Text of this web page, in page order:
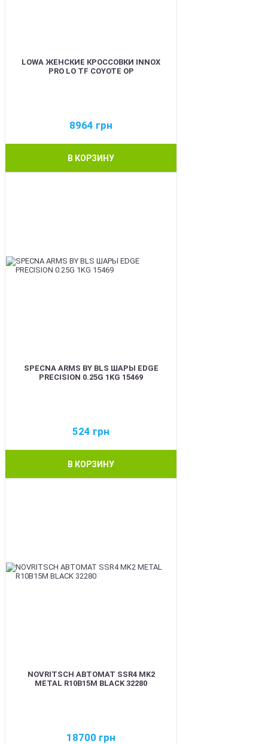
LOWA ЖЕНСКИЕ КРОССОВКИ INNOX
PRO LO TF COYOTE OP
8964 грн
В КОРЗИНУ
SPECNA ARMS BY BLS ШАРЫ EDGE
PRECISION 0.25G 1KG 15469
524 грн
В КОРЗИНУ
NOVRITSCH АВТОМАТ SSR4 MK2
METAL R10B15M BLACK 32280
18700 грн